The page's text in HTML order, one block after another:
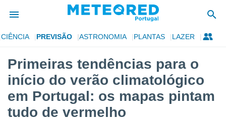
da
foi
para
as
fornecidas
CIÊNCIA PREVISÃO ASTRONOMIA PLANTAS LAZER
Primeiras tendências para o
início do verão climatológico
em Portugal: os mapas pintam
tudo de vermelho